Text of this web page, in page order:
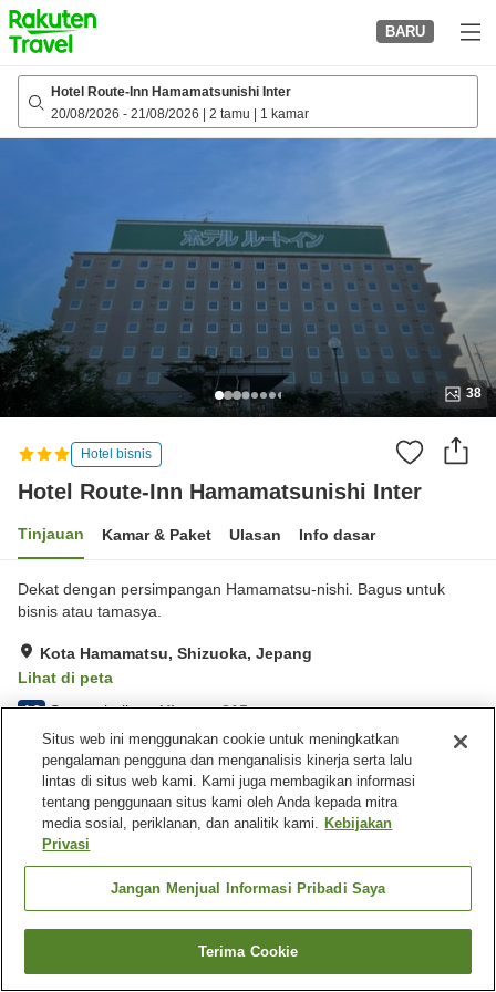
to
top
page
BARU
Hotel Route-Inn Hamamatsunishi Inter
20/08/2026 - 21/08/2026 2 tamu 1 kamar
38
Hotel bisnis
Hotel Route-Inn Hamamatsunishi Inter
Tinjauan Kamar & Paket Ulasan Info dasar
Dekat dengan persimpangan Hamamatsu-nishi. Bagus untuk
bisnis atau tamasya.
Kota Hamamatsu, Shizuoka, Jepang
Lihat di peta
4.2 Sangat baik Ulasan:315
Fasilitas properti
Tempat parkir
Restoran
Mesin penjual otomatis
Pemandian besar
Jepang Shizuoka
Kota Hamamatsu
Hotel Route-Inn Hamamatsunishi Inter
Cari kamar
Situs web ini menggunakan cookie untuk meningkatkan
pengalaman pengguna dan menganalisis kinerja serta lalu
lintas di situs web kami. Kami juga membagikan informasi
tentang penggunaan situs kami oleh Anda kepada mitra
media sosial, periklanan, dan analitik kami. Kebijakan
Privasi
Jangan Menjual Informasi Pribadi Saya
Terima Cookie